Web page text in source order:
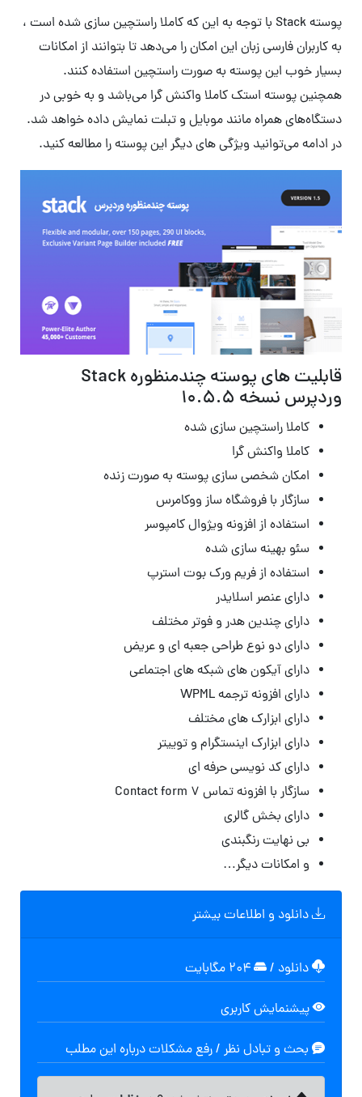
پوسته Stack با توجه به این که کاملا راستچین سازی شده است ،
به کاربران فارسی زبان این امکان را می‌دهد تا بتوانند از امکانات
بسیار خوب این پوسته به صورت راستچین استفاده کنند.
همچنین پوسته استک کاملا واکنش گرا می‌باشد و به خوبی در
دستگاه‌های همراه مانند موبایل و تبلت نمایش داده خواهد شد.
در ادامه می‌توانید ویژگی های دیگر این پوسته را مطالعه کنید.
قابلیت های پوسته چندمنظوره Stack
وردپرس نسخه 10.5.5
کاملا راستچین سازی شده
کاملا واکنش گرا
امکان شخصی سازی پوسته به صورت زنده
سازگار با فروشگاه ساز ووکامرس
استفاده از افزونه ویژوال کامپوسر
سئو بهینه سازی شده
استفاده از فریم ورک بوت استرپ
دارای عنصر اسلایدر
دارای چندین هدر و فوتر مختلف
دارای دو نوع طراحی جعبه ای و عریض
دارای آیکون های شبکه های اجتماعی
دارای افزونه ترجمه WPML
دارای ابزارک های مختلف
دارای ابزارک اینستگرام و توییتر
دارای کد نویسی حرفه ای
سازگار با افزونه تماس Contact form 7
دارای بخش گالری
بی نهایت رنگبندی
و امکانات دیگر…
دانلود و اطلاعات بیشتر
دانلود /
پیشنمایش کاربری
بحث و تبادل نظر / رفع مشکلات درباره این مطلب